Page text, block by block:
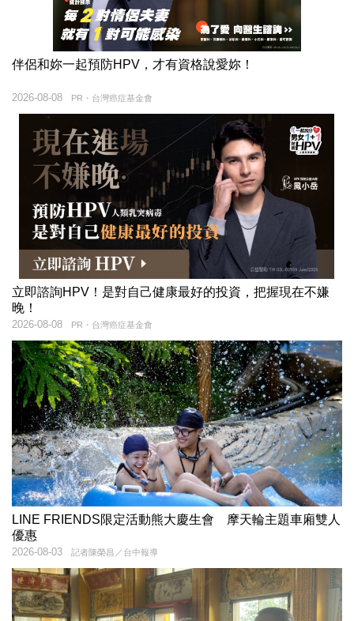
伴侶和妳一起預防HPV，才有資格說愛妳！
PR・台灣癌症基金會
2026-08-08
立即諮詢HPV！是對自己健康最好的投資，把握現在不嫌
晚！
PR・台灣癌症基金會
2026-08-08
LINE FRIENDS限定活動熊大慶生會 摩天輪主題車廂雙人
優惠
記者陳榮昌／台中報導
2026-08-03